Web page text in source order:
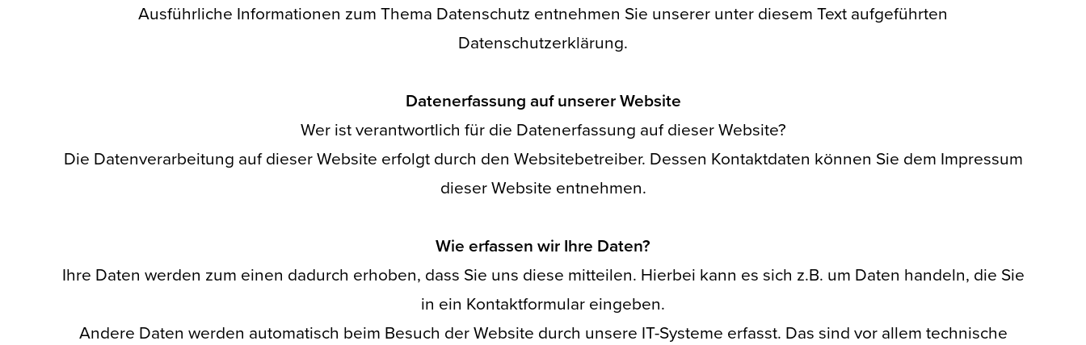
Ausführliche Informationen zum Thema Datenschutz entnehmen Sie unserer unter diesem Text aufgeführten
Datenschutzerklärung.
Datenerfassung auf unserer Website
Wer ist verantwortlich für die Datenerfassung auf dieser Website?
Die Datenverarbeitung auf dieser Website erfolgt durch den Websitebetreiber. Dessen Kontaktdaten können Sie dem Impressum
dieser Website entnehmen.
Wie erfassen wir Ihre Daten?
Ihre Daten werden zum einen dadurch erhoben, dass Sie uns diese mitteilen. Hierbei kann es sich z.B. um Daten handeln, die Sie
in ein Kontaktformular eingeben.
Andere Daten werden automatisch beim Besuch der Website durch unsere IT-Systeme erfasst. Das sind vor allem technische